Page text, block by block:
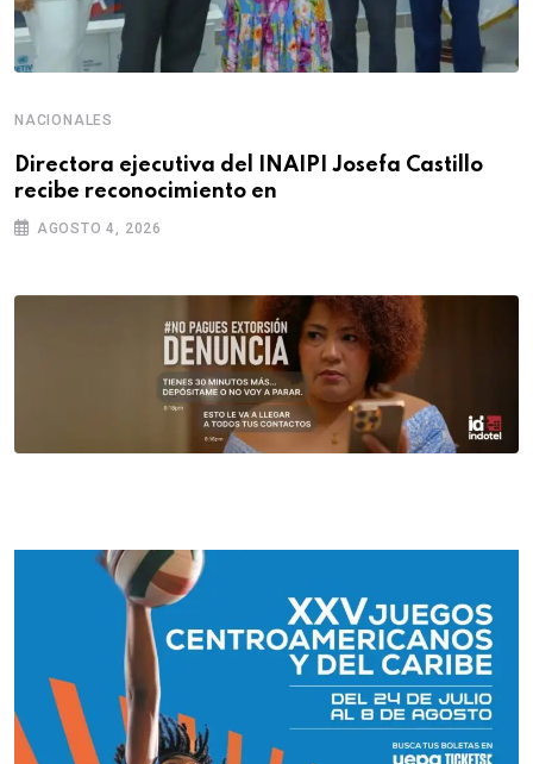
NACIONALES
Directora ejecutiva del INAIPI Josefa Castillo
recibe reconocimiento en
AGOSTO 4, 2026